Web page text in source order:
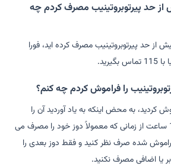
از حد پیرتوبروتینیب مصرف کردم چه
حد پیرتوبروتینیب مصرف کرده اید، فورا
را فراموش کردم چه کنم؟
کردید، به محض اینکه به یاد آوردید آن را
مصرف کنید. اگر بیش از 12 ساعت از زمانی که معمولاً دوز خود را مصرف می
شده صرف نظر کنید و فقط دوز بعدی را
یا اضافی مصرف نکنید.